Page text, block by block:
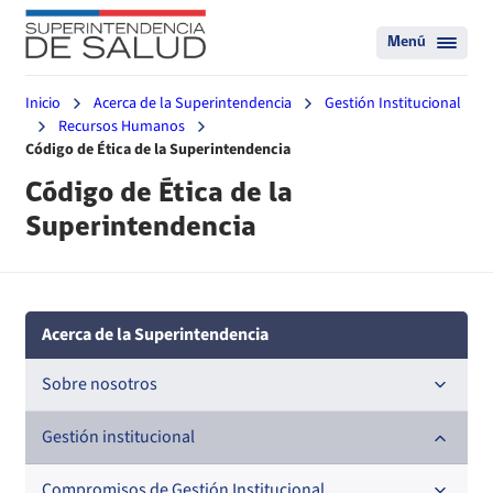
Menú
Inicio Acerca de la Superintendencia
Gestión Institucional
Recursos Humanos
Código de Ética de la Superintendencia
Código de Ética de la
Superintendencia
Acerca de la Superintendencia
Sobre nosotros
Historia
Gestión institucional